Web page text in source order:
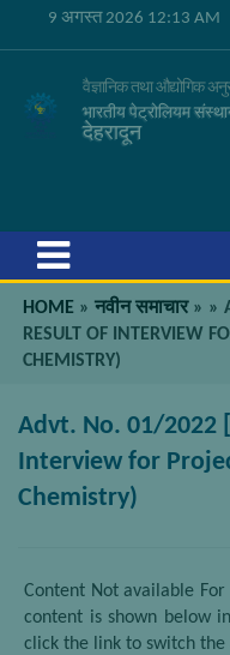
9 अगस्त 2026 12:13 AM
वैज्ञानिक तथा औद्योगिक
भारतीय पेट्रोलियम
देहरादून
HOME »नवीन समाचार» »
RESULT OF INTERVIEW
CHEMISTRY)
Advt. No. 01/2022
Interview for
Chemistry)
Content Not available
content is shown below
click the link to switch the